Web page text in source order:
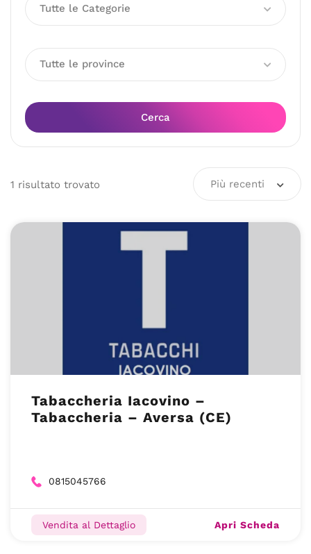
Tutte le Categorie
Tutte le province
Cerca
1 risultato trovato Più recenti
Tabaccheria Iacovino –
Tabaccheria – Aversa (CE)
0815045766
Vendita al Dettaglio Apri Scheda